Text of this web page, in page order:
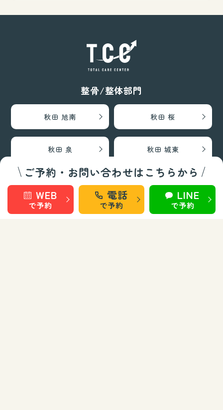
ご予約・お問い合わせはこちらから
WEB
で予約
電話
で予約
LINE
で予約
整骨/整体部門
秋田 旭南 秋田 桜
秋田 泉 秋田 城東
盛岡 南大通